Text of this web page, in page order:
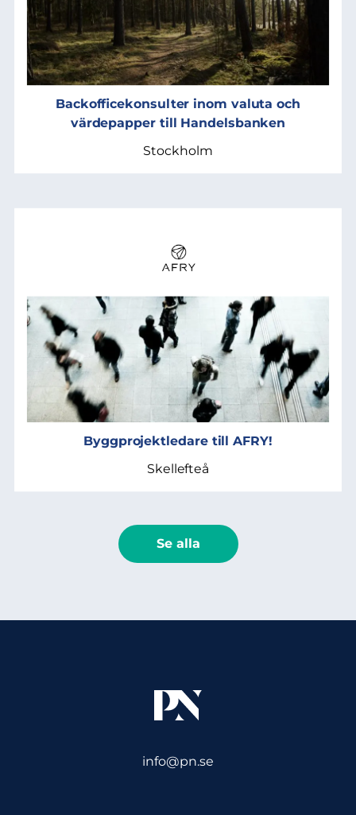
Backofficekonsulter inom valuta och
värdepapper till Handelsbanken
Stockholm
Byggprojektledare till AFRY!
Skellefteå
Se alla
info@pn.se